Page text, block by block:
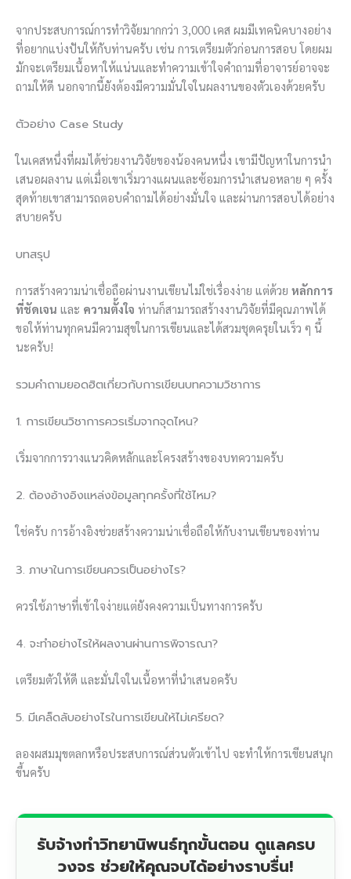
จากประสบการณ์การทำวิจัยมากกว่า 3,000 เคส ผมมีเทคนิคบางอย่าง
ที่อยากแบ่งปันให้กับท่านครับ เช่น การเตรียมตัวก่อนการสอบ โดยผม
มักจะเตรียมเนื้อหาให้แน่นและทำความเข้าใจคำถามที่อาจารย์อาจจะ
ถามให้ดี นอกจากนี้ยังต้องมีความมั่นใจในผลงานของตัวเองด้วยครับ
ตัวอย่าง Case Study
ในเคสหนึ่งที่ผมได้ช่วยงานวิจัยของน้องคนหนึ่ง เขามีปัญหาในการนำ
เสนอผลงาน แต่เมื่อเขาเริ่มวางแผนและซ้อมการนำเสนอหลาย ๆ ครั้ง
สุดท้ายเขาสามารถตอบคำถามได้อย่างมั่นใจ และผ่านการสอบได้อย่าง
สบายครับ
บทสรุป
การสร้างความน่าเชื่อถือผ่านงานเขียนไม่ใช่เรื่องง่าย แต่ด้วย หลักการ
ที่ชัดเจน และ ความตั้งใจ ท่านก็สามารถสร้างงานวิจัยที่มีคุณภาพได้
ขอให้ท่านทุกคนมีความสุขในการเขียนและได้สวมชุดครุยในเร็ว ๆ นี้
นะครับ!
รวมคำถามยอดฮิตเกี่ยวกับการเขียนบทความวิชาการ
1. การเขียนวิชาการควรเริ่มจากจุดไหน?
เริ่มจากการวางแนวคิดหลักและโครงสร้างของบทความครับ
2. ต้องอ้างอิงแหล่งข้อมูลทุกครั้งที่ใช้ไหม?
ใช่ครับ การอ้างอิงช่วยสร้างความน่าเชื่อถือให้กับงานเขียนของท่าน
3. ภาษาในการเขียนควรเป็นอย่างไร?
ควรใช้ภาษาที่เข้าใจง่ายแต่ยังคงความเป็นทางการครับ
4. จะทำอย่างไรให้ผลงานผ่านการพิจารณา?
เตรียมตัวให้ดี และมั่นใจในเนื้อหาที่นำเสนอครับ
5. มีเคล็ดลับอย่างไรในการเขียนให้ไม่เครียด?
ลองผสมมุขตลกหรือประสบการณ์ส่วนตัวเข้าไป จะทำให้การเขียนสนุก
ขึ้นครับ
รับจ้างทำวิทยานิพนธ์ทุกขั้นตอน ดูแลครบ
วงจร ช่วยให้คุณจบได้อย่างราบรื่น!